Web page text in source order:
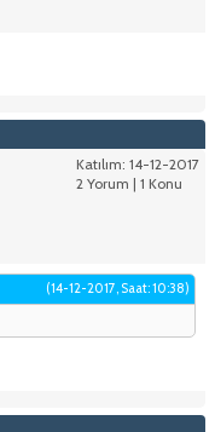
Katılım: 14-12-2017
2 Yorum | 1 Konu
(14-12-2017, Saat: 10:38)